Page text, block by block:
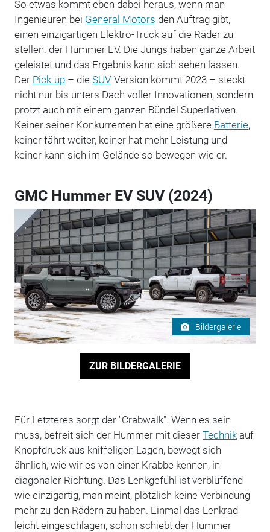
So etwas kommt eben dabei heraus, wenn man
Ingenieuren bei General Motors den Auftrag gibt,
einen einzigartigen Elektro-Truck auf die Räder zu
stellen: der Hummer EV. Die Jungs haben ganze Arbeit
geleistet und das Ergebnis kann sich sehen lassen.
Der Pick-up– die SUV-Version kommt 2023 – steckt
nicht nur bis unters Dach voller Innovationen, sondern
protzt auch mit einem ganzen Bündel Superlativen.
Keiner seiner Konkurrenten hat eine größere Batterie,
keiner fährt weiter, keiner hat mehr Leistung und
keiner kann sich im Gelände so bewegen wie er.
GMC Hummer EV SUV (2024)
Bildergalerie
ZUR BILDERGALERIE
Für Letzteres sorgt der "Crabwalk". Wenn es sein
muss, befreit sich der Hummer mit dieser Technikauf
Knopfdruck aus kniffeligen Lagen, bewegt sich
ähnlich, wie wir es von einer Krabbe kennen, in
diagonaler Richtung. Das Lenkgefühl ist verblüffend
wie einzigartig, man meint, plötzlich keine Verbindung
mehr zu den Rädern zu haben. Einmal das Lenkrad
leicht eingeschlagen, schon schiebt der Hummer